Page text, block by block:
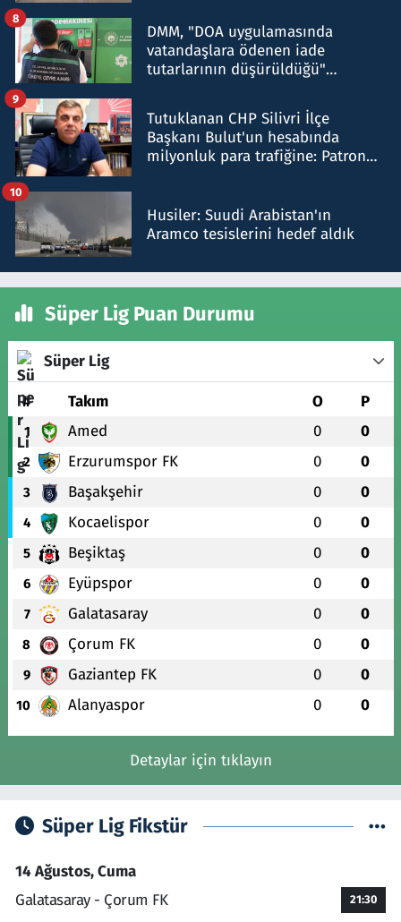
DMM, "DOA uygulamasında
vatandaşlara ödenen iade
tutarlarının düşürüldüğü"
8
Tutuklanan CHP Silivri İlçe
Başkanı Bulut'un hesabında
milyonluk para trafiğine: Patron
9
Husiler: Suudi Arabistan'ın
Aramco tesislerini hedef aldık
10
Süper Lig Puan Durumu
Süper Lig
# Takım O P
1 Amed 0 0
2 Erzurumspor FK 0 0
3 Başakşehir 0 0
4 Kocaelispor 0 0
5 Beşiktaş 0 0
6 Eyüpspor 0 0
7 Galatasaray 0 0
8 Çorum FK 0 0
9 Gaziantep FK 0 0
10 Alanyaspor 0 0
Detaylar için tıklayın
Süper Lig Fikstür
14 Ağustos, Cuma
Galatasaray - Çorum FK
21:30